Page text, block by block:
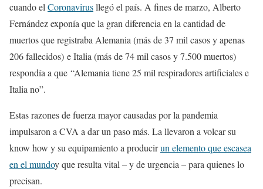
cuando elCoronavirusllegó el país. A fines de marzo, Alberto
Fernández exponía que la gran diferencia en la cantidad de
muertos que registraba Alemania (más de 37 mil casos y apenas
206 fallecidos) e Italia (más de 74 mil casos y 7.500 muertos)
respondía a que “Alemania tiene 25 mil respiradores artificiales e
Italia no”.
Estas razones de fuerza mayor causadas por la pandemia
impulsaron a CVA a dar un paso más. La llevaron a volcar su
know how y su equipamiento a producirun elemento que escasea
en el mundoy que resulta vital – y de urgencia – para quienes lo
precisan.